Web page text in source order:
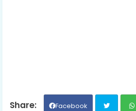
Facebook